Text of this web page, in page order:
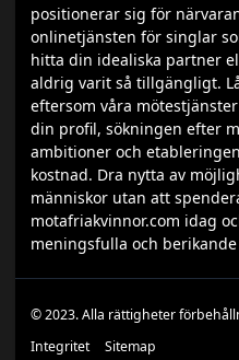
positionerar sig för
onlinetjänsten för singlar
hitta din idealiska partner
aldrig varit så tillgängligt.
eftersom våra
din profil, sökningen efter
ambitioner och
kostnad. Dra nytta av
människor utan att
motafriakvinnor.com idag
meningsfulla och
© 2023. Alla rättigheter
Integritet
Sitemap